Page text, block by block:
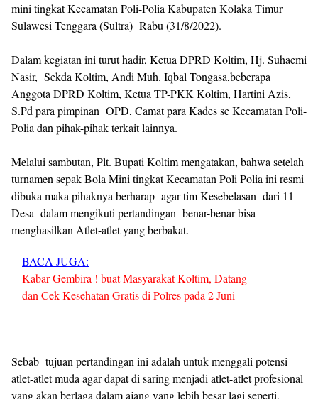
mini tingkat Kecamatan Poli-Polia Kabupaten Kolaka Timur
Sulawesi Tenggara (Sultra) Rabu (31/8/2022).
Dalam kegiatan ini turut hadir, Ketua DPRD Koltim, Hj. Suhaemi
Nasir, Sekda Koltim, Andi Muh. Iqbal Tongasa,beberapa
Anggota DPRD Koltim, Ketua TP-PKK Koltim, Hartini Azis,
S.Pd para pimpinan OPD, Camat para Kades se Kecamatan Poli-
Polia dan pihak-pihak terkait lainnya.
Melalui sambutan, Plt. Bupati Koltim mengatakan, bahwa setelah
turnamen sepak Bola Mini tingkat Kecamatan Poli Polia ini resmi
dibuka maka pihaknya berharap agar tim Kesebelasan dari 11
Desa dalam mengikuti pertandingan benar-benar bisa
menghasilkan Atlet-atlet yang berbakat.
BACA JUGA:
Kabar Gembira ! buat Masyarakat Koltim, Datang
dan Cek Kesehatan Gratis di Polres pada 2 Juni
Sebab tujuan pertandingan ini adalah untuk menggali potensi
atlet-atlet muda agar dapat di saring menjadi atlet-atlet profesional
yang akan berlaga dalam ajang yang lebih besar lagi seperti,